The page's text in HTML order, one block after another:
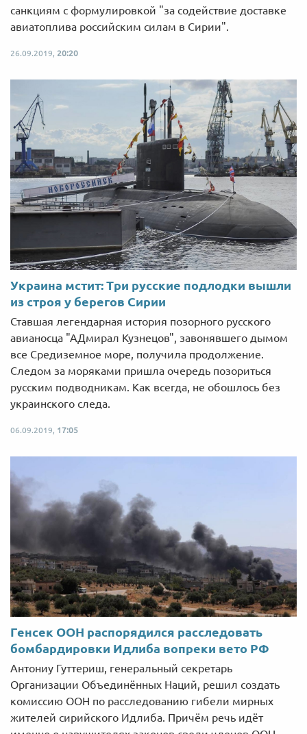
санкциям с формулировкой "за содействие доставке
авиатоплива российским силам в Сирии".
26.09.2019, 20:20
Украина мстит: Три русские подлодки вышли
из строя у берегов Сирии
Ставшая легендарная история позорного русского
авианосца "АДмирал Кузнецов", завонявшего дымом
все Средиземное море, получила продолжение.
Следом за моряками пришла очередь позориться
русским подводникам. Как всегда, не обошлось без
украинского следа.
06.09.2019, 17:05
Генсек ООН распорядился расследовать
бомбардировки Идлиба вопреки вето РФ
Антониу Гуттериш, генеральный секретарь
Организации Объединённых Наций, решил создать
комиссию ООН по расследованию гибели мирных
жителей сирийского Идлиба. Причём речь идёт